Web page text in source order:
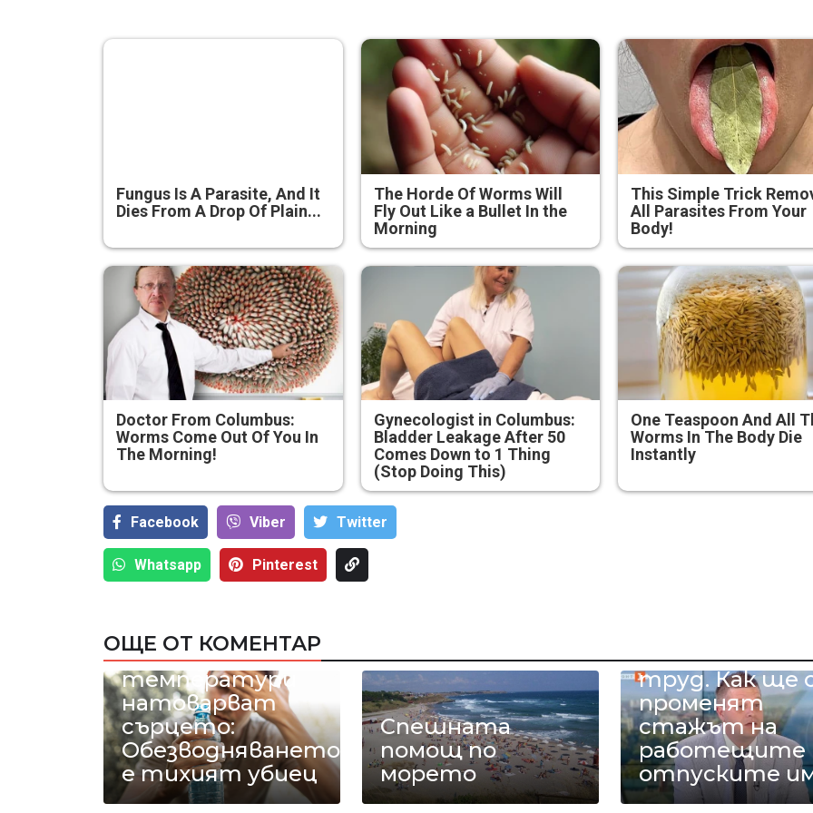
Fungus Is A Parasite, And It
Dies From A Drop Of Plain...
The Horde Of Worms Will
Fly Out Like a Bullet In the
Morning
This Simple Trick
All Parasites From Your
Body!
Doctor From Columbus:
Worms Come Out Of You In
The Morning!
Gynecologist in Columbus:
Bladder Leakage After 50
Comes Down to 1 Thing
(Stop Doing This)
One Teaspoon And All
Worms In The Body Die
Instantly
Facebook Viber Тwitter
Whatsapp Pinterest
ОЩЕ ОТ КОМЕНТАР
40-градусовите
температури
натоварват
сърцето:
Обезводняването
е тихият убиец
Спешната
помощ по
морето
4-часовият
труд. Как ще
променят
стажът на
работещите
отпуските
Доц. Николай
Димитров:
Какво ще е